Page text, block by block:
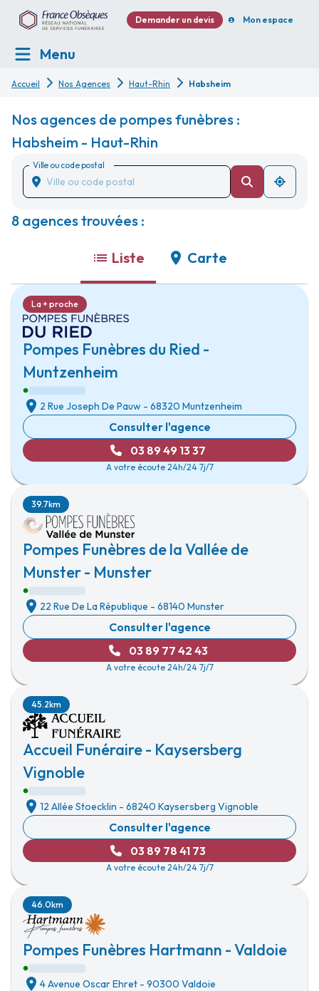
Demander un devis Mon espace
Menu
Accueil Nos Agences Haut-Rhin Habsheim
Nos agences de pompes funèbres :
Habsheim - Haut-Rhin
Ville ou code postal
8 agences trouvées :
Liste Carte
Pompes Funèbres du Ried -
Muntzenheim
La + proche
2 Rue Joseph De Pauw - 68320 Muntzenheim
Consulter l'agence
03 89 49 13 37
A votre écoute 24h/24 7j/7
Pompes Funèbres de la Vallée de
Munster - Munster
39.7km
22 Rue De La République - 68140 Munster
Consulter l'agence
03 89 77 42 43
A votre écoute 24h/24 7j/7
Accueil Funéraire - Kaysersberg
Vignoble
45.2km
12 Allée Stoecklin - 68240 Kaysersberg Vignoble
Consulter l'agence
03 89 78 41 73
A votre écoute 24h/24 7j/7
Pompes Funèbres Hartmann - Valdoie
46.0km
4 Avenue Oscar Ehret - 90300 Valdoie